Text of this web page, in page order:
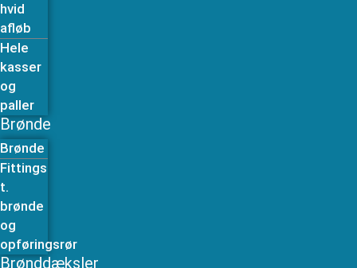
hvid
afløb
Hele
kasser
og
paller
Brønde
Brønde
Fittings
t.
brønde
og
opføringsrør
Brønddæksler